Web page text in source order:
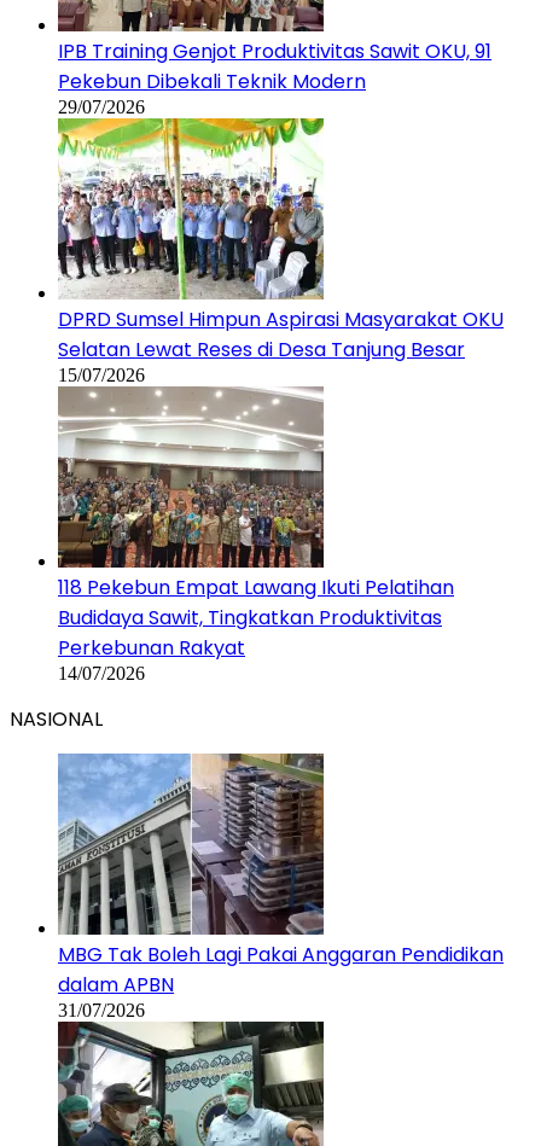
IPB Training Genjot Produktivitas Sawit OKU, 91
Pekebun Dibekali Teknik Modern
29/07/2026
DPRD Sumsel Himpun Aspirasi Masyarakat OKU
Selatan Lewat Reses di Desa Tanjung Besar
15/07/2026
118 Pekebun Empat Lawang Ikuti Pelatihan
Budidaya Sawit, Tingkatkan Produktivitas
Perkebunan Rakyat
14/07/2026
NASIONAL
MBG Tak Boleh Lagi Pakai Anggaran Pendidikan
dalam APBN
31/07/2026